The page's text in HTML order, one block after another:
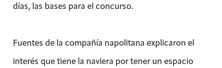
días, las bases para el concurso.
Fuentes de la compañía napolitana explicaron el
interés que tiene la naviera por tener un espacio